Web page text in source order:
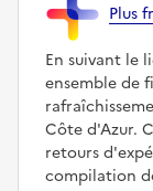
Plus
En suivant le
ensemble de
Côte d'Azur.
retours
compilation